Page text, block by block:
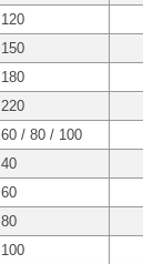
120
150
180
220
60 / 80 / 100
40
60
80
100